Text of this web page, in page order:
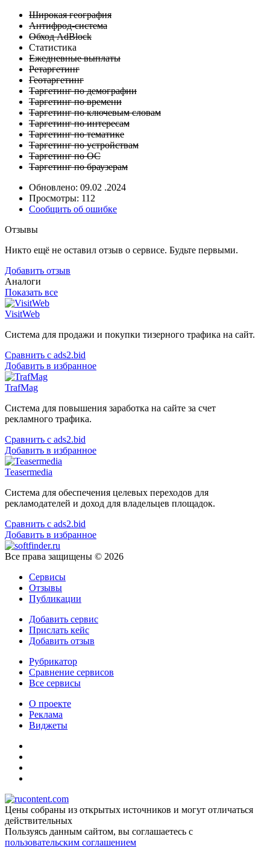
Широкая география
Антифрод-система
Обход AdBlock
Статистика
Ежедневные выплаты
Ретаргетинг
Геотаргетинг
Таргетинг по демографии
Таргетинг по времени
Таргетинг по ключевым словам
Таргетинг по интересам
Таргетинг по тематике
Таргетинг по устройствам
Таргетинг по ОС
Таргетинг по браузерам
Обновлено: 09.02 .2024
Просмотры: 112
Сообщить об ошибке
Отзывы
Никто ещё не оставил отзыв о сервисе. Будьте первыми.
Добавить отзыв
Аналоги
Показать все
VisitWeb
Система для продажи и покупки тизерного трафика на сайт.
Сравнить с ads2.bid
Добавить в избранное
TrafMag
Система для повышения заработка на сайте за счет
рекламного трафика.
Сравнить с ads2.bid
Добавить в избранное
Teasermedia
Система для обеспечения целевых переходов для
рекламодателей и доход для владельцев площадок.
Сравнить с ads2.bid
Добавить в избранное
Все права защищены © 2026
Сервисы
Отзывы
Публикации
Добавить сервис
Прислать кейс
Добавить отзыв
Рубрикатор
Сравнение сервисов
Все сервисы
О проекте
Реклама
Виджеты
Цены собраны из открытых источников и могут отличаться
действительных
Пользуясь данным сайтом, вы соглашаетесь c
пользовательским соглашением